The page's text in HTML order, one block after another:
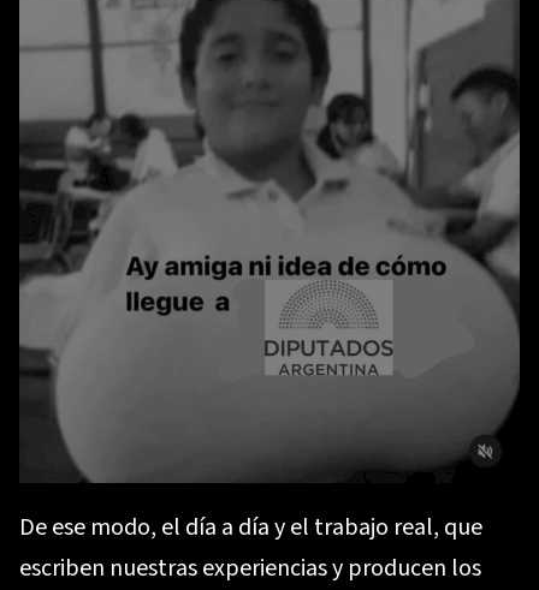
De ese modo, el día a día y el trabajo real, que
escriben nuestras experiencias y producen los